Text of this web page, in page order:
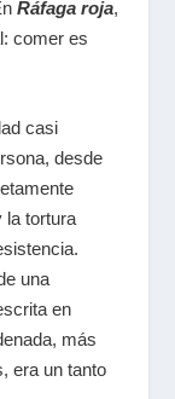
Ráfaga roja,
comer es
casi
desde
la tortura
una
en
más
era un tanto